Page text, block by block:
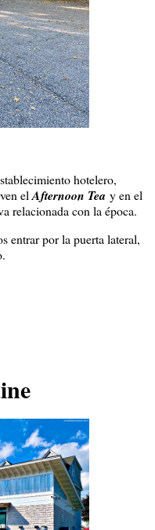
hotelero,
el Afternoon Tea y en el
relacionada con la época.
entrar por la puerta lateral,